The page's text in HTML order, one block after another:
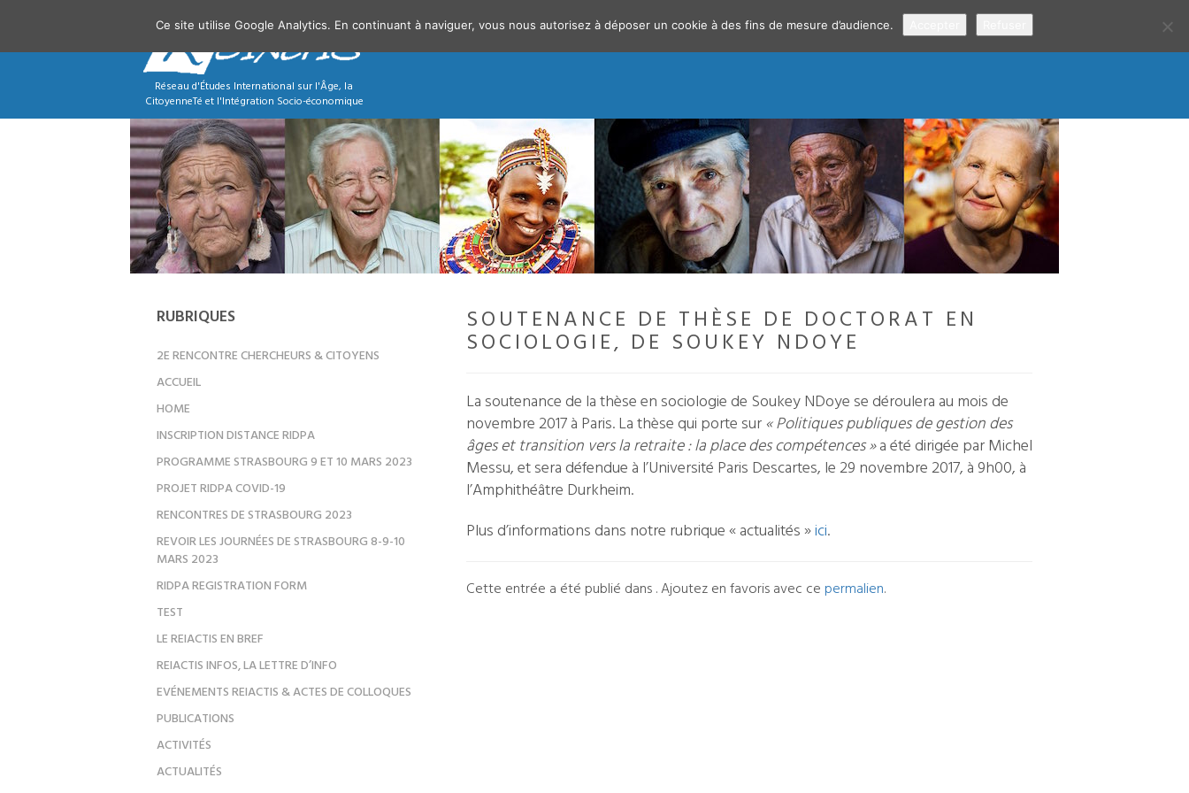
Réseau d'Études International sur l'Âge, la
CitoyenneTé et l'Intégration Socio-économique
SOUTENANCE DE THÈSE DE DOCTORAT EN
SOCIOLOGIE, DE SOUKEY NDOYE
La soutenance de la thèse en sociologie de Soukey NDoye se déroulera au mois de
novembre 2017 à Paris. La thèse qui porte sur« Politiques publiques de gestion des
âges et transition vers la retraite : la place des compétences »a été dirigée par Michel
Messu, et sera défendue à l’Université Paris Descartes, le 29 novembre 2017, à 9h00, à
l’Amphithéâtre Durkheim.
Plus d’informations dans notre rubrique « actualités »ici.
Cette entrée a été publié dans . Ajoutez en favoris avec ce permalien.
RUBRIQUES
2E RENCONTRE CHERCHEURS & CITOYENS
ACCUEIL
HOME
INSCRIPTION DISTANCE RIDPA
PROGRAMME STRASBOURG 9 ET 10 MARS 2023
PROJET RIDPA COVID-19
RENCONTRES DE STRASBOURG 2023
REVOIR LES JOURNÉES DE STRASBOURG 8-9-10
MARS 2023
RIDPA REGISTRATION FORM
TEST
LE REIACTIS EN BREF
REIACTIS INFOS, LA LETTRE D’INFO
EVÉNEMENTS REIACTIS & ACTES DE COLLOQUES
PUBLICATIONS
ACTIVITÉS
ACTUALITÉS
Ce site utilise Google Analytics. En continuant à naviguer, vous nous autorisez à déposer un cookie à des fins de mesure d’audience.